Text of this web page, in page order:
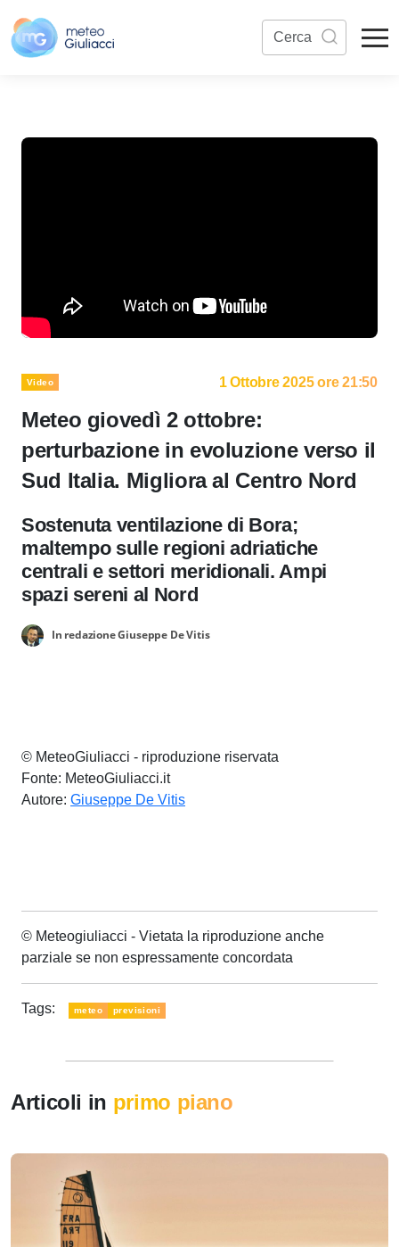
Video 1 Ottobre 2025 ore 21:50
Meteo giovedì 2 ottobre:
perturbazione in evoluzione verso il
Sud Italia. Migliora al Centro Nord
Sostenuta ventilazione di Bora;
maltempo sulle regioni adriatiche
centrali e settori meridionali. Ampi
spazi sereni al Nord
In redazione Giuseppe De Vitis
© MeteoGiuliacci - riproduzione riservata
Fonte: MeteoGiuliacci.it
Autore: Giuseppe De Vitis
© Meteogiuliacci - Vietata la riproduzione anche
parziale se non espressamente concordata
Tags: meteo previsioni
Articoli in primo piano